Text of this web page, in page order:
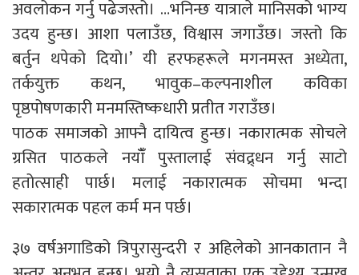
अवलोकन गर्नु पढेजस्तो। …भनिन्छ यात्राले मानिसको भाग्य
उदय हुन्छ। आशा पलाउँछ, विश्वास जगाउँछ। जस्तो कि
बर्तुन थपेको दियो।’ यी हरफहरूले मगनमस्त अध्येता,
तर्कयुक्त कथन, भावुक–कल्पनाशील कविका
पृष्ठपोषणकारी मनमस्तिष्कधारी प्रतीत गराउँछ।
पाठक समाजको आफ्नै दायित्व हुन्छ। नकारात्मक सोचले
ग्रसित पाठकले नयाँँ पुस्तालाई संवद्र्धन गर्नु साटो
हतोत्साही पार्छ। मलाई नकारात्मक सोचमा भन्दा
सकारात्मक पहल कर्म मन पर्छ।
३७ वर्षअगाडिको त्रिपुरासुन्दरी र अहिलेको आनकातान नै